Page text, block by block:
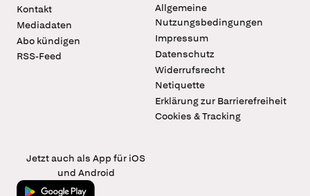
Kontakt
Mediadaten
Abo kündigen
RSS-Feed
Allgemeine
Nutzungsbedingungen
Impressum
Datenschutz
Widerrufsrecht
Netiquette
Erklärung zur Barrierefreiheit
Cookies & Tracking
Jetzt auch als App für iOS
und Android
Jetzt bei Google Play